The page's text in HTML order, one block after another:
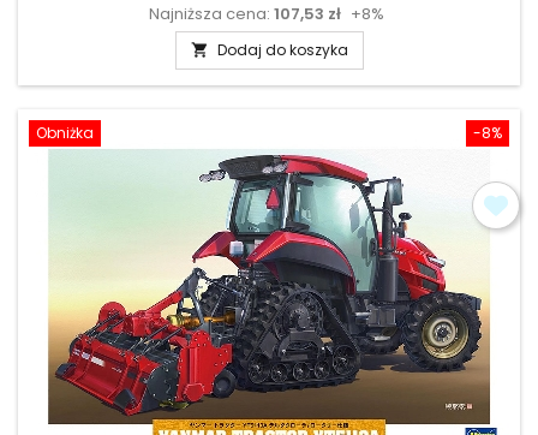
podstawowa
Najniższa cena: 107,53 zł +8%
 Dodaj do koszyka
-8%
Obniżka